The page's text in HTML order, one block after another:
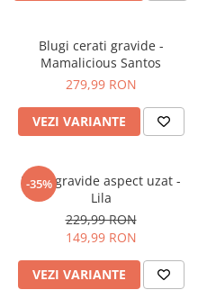
Blugi cerati gravide -
Mamalicious Santos
279,99 RON
VEZI VARIANTE
-35%
Blugi gravide aspect uzat -
Lila
229,99 RON
149,99 RON
VEZI VARIANTE